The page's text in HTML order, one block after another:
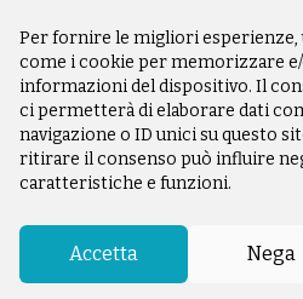
©Copyright 2003 –
Italiano Soka Gakkai. Tutti
P.IVA: 04935120487 |
Privacy Policy
Per fornire le migliori
come i cookie per memorizzare e/
informazioni del dispositivo. Il
ci permetterà di elaborare dati
navigazione o ID unici su questo
ritirare il consenso può influire
caratteristiche e funzioni.
Accetta Nega